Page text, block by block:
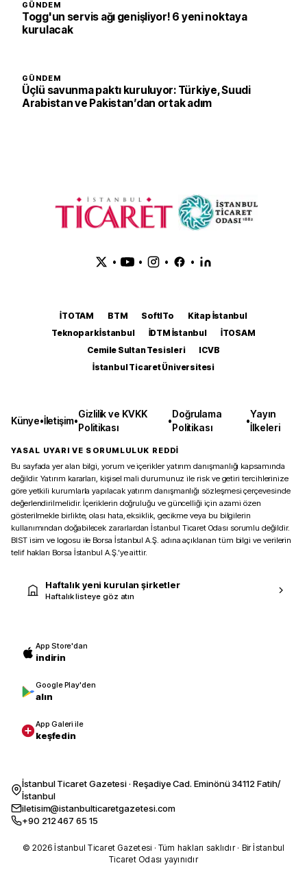
GÜNDEM
Togg'un servis ağı genişliyor! 6 yeni noktaya
kurulacak
GÜNDEM
Üçlü savunma paktı kuruluyor: Türkiye, Suudi
Arabistan ve Pakistan’dan ortak adım
• • • •
İTOTAM BTM SoftITo
Kitap İstanbul
Teknopark İstanbul
İDTM İstanbul
İTOSAM
Cemile Sultan Tesisleri
ICVB
İstanbul Ticaret Üniversitesi
Künye•İletişim•
Gizlilik ve KVKK
Politikası
•
Doğrulama
Politikası
•
Yayın
İlkeleri
YASAL UYARI VE SORUMLULUK REDDİ
Bu sayfada yer alan bilgi, yorum ve içerikler yatırım danışmanlığı kapsamında
değildir. Yatırım kararları, kişisel mali durumunuz ile risk ve getiri tercihlerinize
göre yetkili kurumlarla yapılacak yatırım danışmanlığı sözleşmesi çerçevesinde
değerlendirilmelidir. İçeriklerin doğruluğu ve güncelliği için azami özen
gösterilmekle birlikte, olası hata, eksiklik, gecikme veya bu bilgilerin
kullanımından doğabilecek zararlardan İstanbul Ticaret Odası sorumlu değildir.
BIST isim ve logosu ile Borsa İstanbul A.Ş. adına açıklanan tüm bilgi ve verilerin
telif hakları Borsa İstanbul A.Ş.’ye aittir.
Haftalık yeni kurulan şirketler
Haftalık listeye göz atın
App Store'dan
indirin
Google Play'den
alın
App Galeri ile
keşfedin
İstanbul Ticaret Gazetesi · Reşadiye Cad. Eminönü 34112 Fatih/
İstanbul
iletisim@istanbulticaretgazetesi.com
+90 212 467 65 15
© 2026 İstanbul Ticaret Gazetesi · Tüm hakları saklıdır · Bir İstanbul
Ticaret Odası yayınıdır